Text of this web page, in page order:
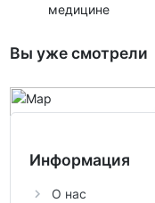
медицине
Вы уже смотрели
Информация
О нас